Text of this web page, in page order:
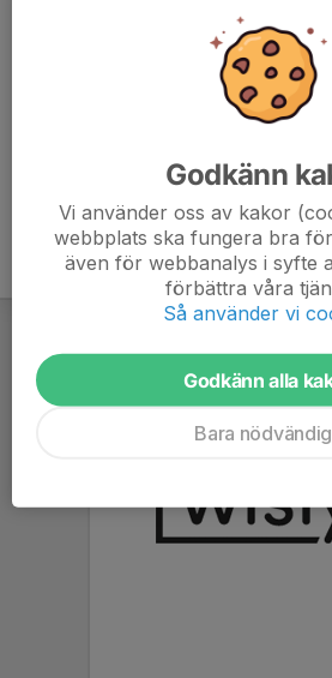
Godkänn
Vi använder oss av kakor
webbplats ska fungera bra
även för webbanalys i syfte
förbättra våra
Så använder vi
Godkänn alla
Bara